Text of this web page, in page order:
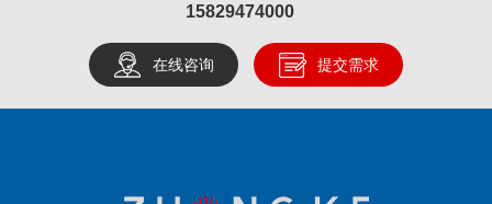
15829474000
在线咨询 提交需求